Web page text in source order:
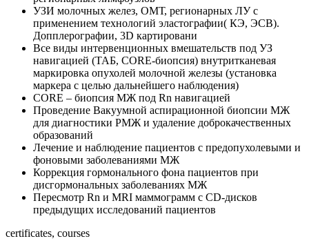
УЗИ молочных желез, ОМТ, регионарных ЛУ с
применением технологий эластографии( КЭ, ЭСВ).
Допплерографии, 3D картировани
Все виды интервенционных вмешательств под УЗ
навигацией (ТАБ, CORE-биопсия) внутритканевая
маркировка опухолей молочной железы (установка
маркера с целью дальнейшего наблюдения)
CORE – биопсия МЖ под Rn навигацией
Проведение Вакуумной аспирационной биопсии МЖ
для диагностики РМЖ и удаление доброкачественных
образований
Лечение и наблюдение пациентов с предопухолевыми и
фоновыми заболеваниями МЖ
Коррекция гормонального фона пациентов при
дисгормональных заболеваниях МЖ
Пересмотр Rn и MRI маммограмм с CD-дисков
предыдущих исследований пациентов
certificates, courses